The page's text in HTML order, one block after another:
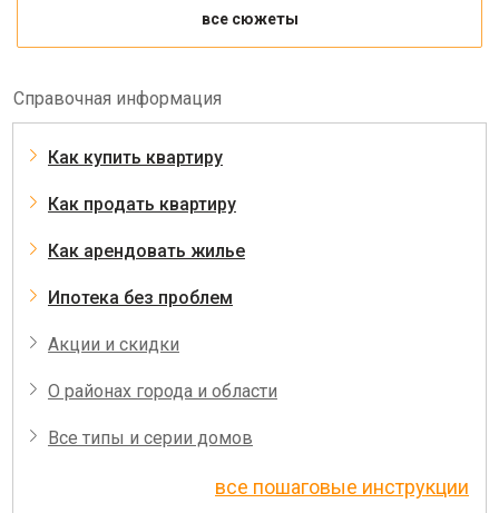
все сюжеты
Справочная информация
Как купить квартиру
Как продать квартиру
Как арендовать жилье
Ипотека без проблем
Акции и скидки
О районах города и области
Все типы и серии домов
все пошаговые инструкции